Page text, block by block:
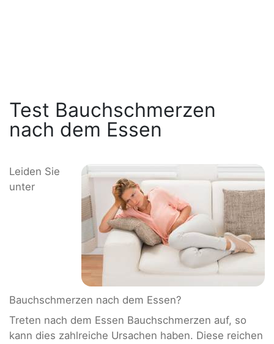
Test Bauchschmerzen
nach dem Essen
Leiden Sie
unter
Bauchschmerzen nach dem Essen?
Treten nach dem Essen Bauchschmerzen auf, so
kann dies zahlreiche Ursachen haben. Diese reichen